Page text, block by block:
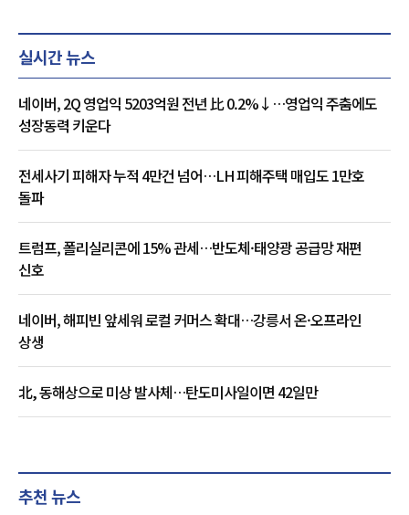
실시간 뉴스
네이버, 2Q 영업익 5203억원 전년 比 0.2%↓…영업익 주춤에도
성장동력 키운다
전세사기 피해자 누적 4만건 넘어…LH 피해주택 매입도 1만호
돌파
트럼프, 폴리실리콘에 15% 관세…반도체·태양광 공급망 재편
신호
네이버, 해피빈 앞세워 로컬 커머스 확대…강릉서 온·오프라인
상생
北, 동해상으로 미상 발사체…탄도미사일이면 42일만
추천 뉴스